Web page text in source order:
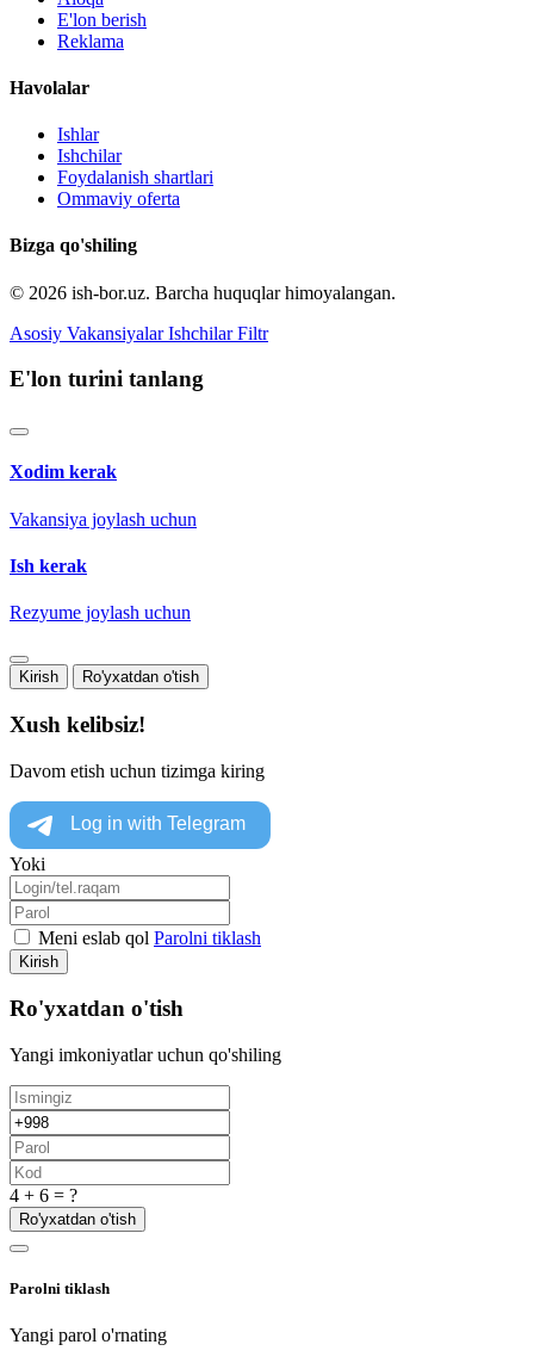
E'lon berish
Reklama
Havolalar
Ishlar
Ishchilar
Foydalanish shartlari
Ommaviy oferta
Bizga qo'shiling
© 2026 ish-bor.uz. Barcha huquqlar himoyalangan.
Asosiy Vakansiyalar Ishchilar Filtr
E'lon turini tanlang
Xodim kerak
Vakansiya joylash uchun
Ish kerak
Rezyume joylash uchun
Kirish Ro'yxatdan o'tish
Xush kelibsiz!
Davom etish uchun tizimga kiring
Yoki
Meni eslab qol Parolni tiklash
Kirish
Ro'yxatdan o'tish
Yangi imkoniyatlar uchun qo'shiling
4 + 6 = ?
Ro'yxatdan o'tish
Parolni tiklash
Yangi parol o'rnating